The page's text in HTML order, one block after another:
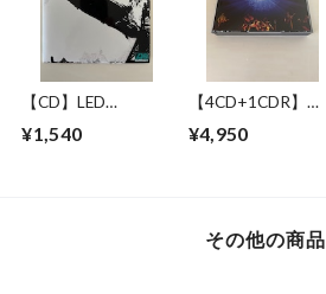
【CD】LED
ZEPPELIN
¥1,540
【4CD+1CDR】
RAVING LUNATICS
¥4,950
その他の商品